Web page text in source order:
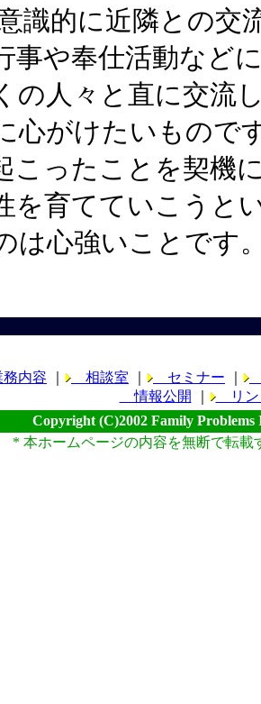
識的に近隣との交
事や奉仕活動など
の人々と直に交流
心がけたいもので
こったことを契機
を育てていこうと
は心強いことです
内容 相談室 セミナー
情報公開
リン
Copyright (C)2002 Family
* 本ホームページの内容を無断で転載